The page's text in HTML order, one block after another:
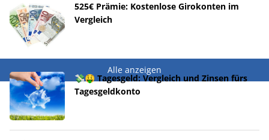
525€ Prämie: Kostenlose Girokonten im
Vergleich
Alle anzeigen
💸🤑 Tagesgeld: Vergleich und Zinsen fürs
Tagesgeldkonto